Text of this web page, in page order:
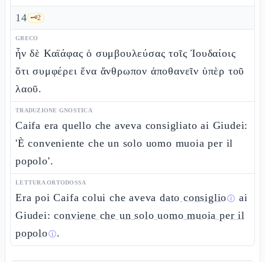
14 🗝️2
GRECO
ἦν δὲ Καϊάφας ὁ συμβουλεύσας τοῖς Ἰουδαίοις
ὅτι συμφέρει ἕνα ἄνθρωπον ἀποθανεῖν ὑπὲρ τοῦ
λαοῦ.
TRADUZIONE GNOSTICA
Caifa era quello che aveva consigliato ai Giudei:
'È conveniente che un solo uomo muoia per il
popolo'.
LETTURA ORTODOSSA
Era poi Caifa colui che avevadato consiglioⓘ ai
Giudei:conviene che un solo uomo muoia per il
popoloⓘ.